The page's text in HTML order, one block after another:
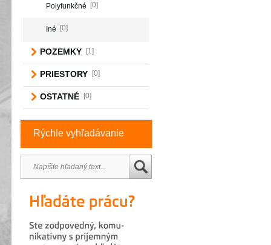
Polyfunkčné [0]
Iné [0]
POZEMKY [1]
PRIESTORY [0]
OSTATNÉ [0]
Rýchle vyhľadávanie